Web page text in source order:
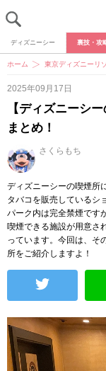
ディズニーシー 裏技・攻
ホーム 東京ディズニーリ
2025年09月17日
【ディズニーシ
まとめ！
さくらもち
ディズニーシーの喫煙所
タバコを販売しているシ
パーク内は完全禁煙です
喫煙できる施設が用意さ
っています。今回は、そ
所をご紹介しますよ！